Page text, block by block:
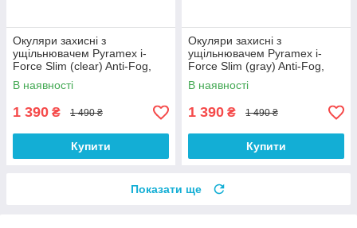
Окуляри захисні з
ущільнювачем Pyramex i-
Force Slim (clear) Anti-Fog,
прозорі
В наявності
1 390 ₴ 1 490 ₴
Купити
Окуляри захисні з
ущільнювачем Pyramex i-
Force Slim (gray) Anti-Fog,
чорні
В наявності
1 390 ₴ 1 490 ₴
Купити
Показати ще